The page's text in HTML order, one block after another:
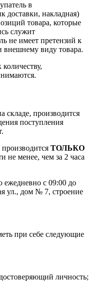
в
доставки, накладная)
товара, которые
служит
не имеет претензий к
внешнему виду товара.
складе, производится
поступления
ТОЛЬКО
не менее, чем за 2 часа
ежедневно с 09:00 до
ул., дом № 7, строение
при себе следующие
личность;